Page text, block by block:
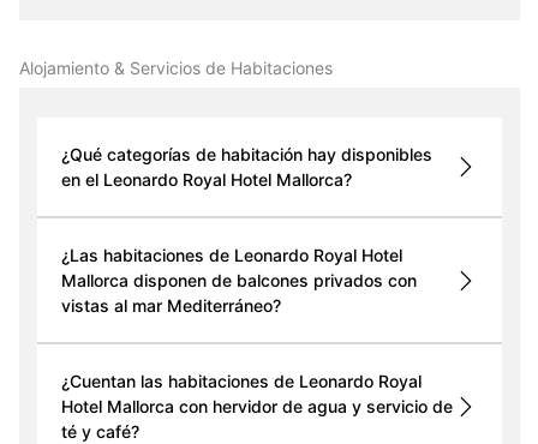
Alojamiento & Servicios de Habitaciones
¿Qué categorías de habitación hay disponibles
en el Leonardo Royal Hotel Mallorca?
¿Las habitaciones de Leonardo Royal Hotel
Mallorca disponen de balcones privados con
vistas al mar Mediterráneo?
¿Cuentan las habitaciones de Leonardo Royal
Hotel Mallorca con hervidor de agua y servicio de
té y café?